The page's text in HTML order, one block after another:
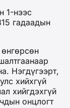
1-нээс
гадаадын
Нэгдүгээрт,
хийхгүй
хийгдэхгүй
онцлогт